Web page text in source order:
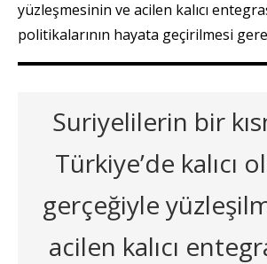
yüzleşmesinin ve acilen kalıcı
politikalarının hayata geçirilmesi
Suriyelilerin bir
Türkiye’de kalıcı
gerçeğiyle
acilen kalıcı